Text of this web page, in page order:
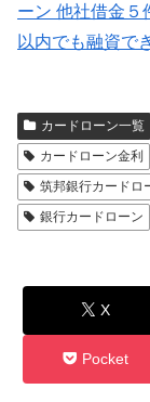
ーン 他社借金５
以内でも融資で
カードローン一覧
カードローン金利
筑邦銀行カードロ
銀行カードローン
X
Pocket